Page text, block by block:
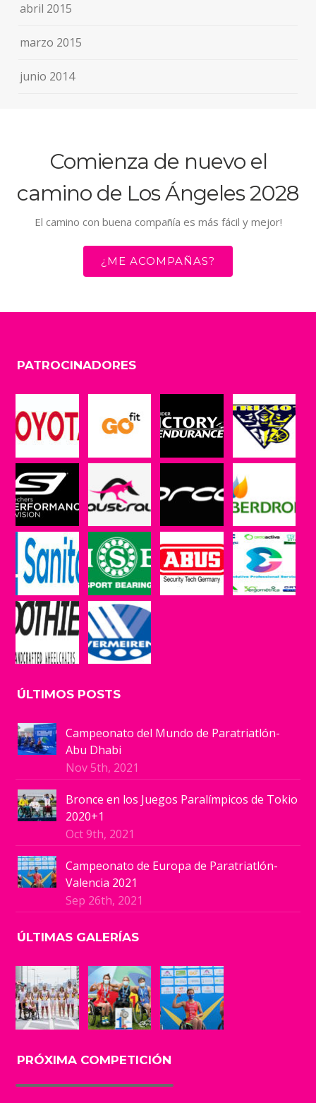
abril 2015
marzo 2015
junio 2014
Comienza de nuevo el
camino de Los Ángeles 2028
El camino con buena compañía es más fácil y mejor!
¿ME ACOMPAÑAS?
PATROCINADORES
ÚLTIMOS POSTS
Campeonato del Mundo de Paratriatlón-
Abu Dhabi
Nov 5th, 2021
Bronce en los Juegos Paralímpicos de Tokio
2020+1
Oct 9th, 2021
Campeonato de Europa de Paratriatlón-
Valencia 2021
Sep 26th, 2021
ÚLTIMAS GALERÍAS
PRÓXIMA COMPETICIÓN